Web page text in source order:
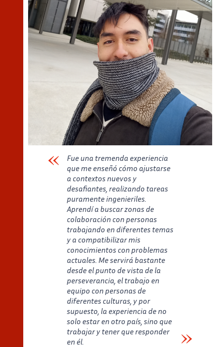
Fue una tremenda experiencia
que me enseñó cómo ajustarse
a contextos nuevos y
desafiantes, realizando tareas
puramente ingenieriles.
Aprendí a buscar zonas de
colaboración con personas
trabajando en diferentes temas
y a compatibilizar mis
conocimientos con problemas
actuales. Me servirá bastante
desde el punto de vista de la
perseverancia, el trabajo en
equipo con personas de
diferentes culturas, y por
supuesto, la experiencia de no
solo estar en otro país, sino que
trabajar y tener que responder
en él.